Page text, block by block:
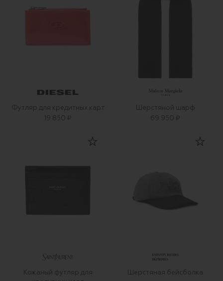
Футляр для кредитных карт
19 850 ₽
Шерстяной шарф
69 950 ₽
Кожаный футляр для
Шерстяная бейсболка